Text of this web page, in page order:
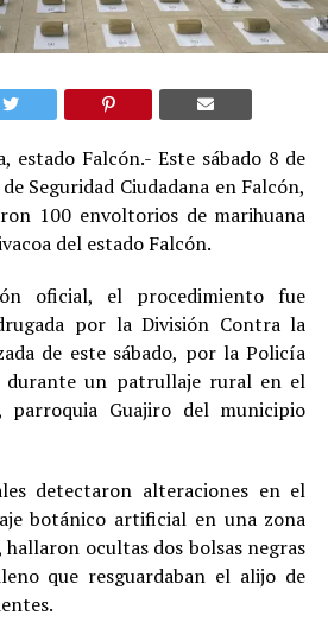
estado Falcón.- Este sábado 8 de
Seguridad Ciudadana en Falcón,
100 envoltorios de marihuana
del estado Falcón.
oficial, el procedimiento fue
por la División Contra la
de este sábado, por la Policía
durante un patrullaje rural en el
parroquia Guajiro del municipio
detectaron alteraciones en el
botánico artificial en una zona
ocultas dos bolsas negras
que resguardaban el alijo de